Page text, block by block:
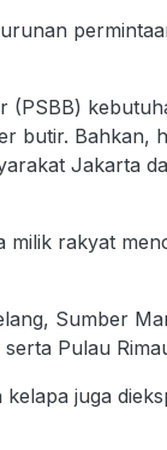
(PSBB)
butir. Bahkan,
Jakarta
milik rakyat
Sumber
Pulau
juga